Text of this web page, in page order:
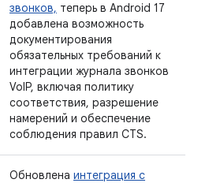
звонков, теперь в Android 17
добавлена ​​возможность
документирования
обязательных требований к
интеграции журнала звонков
VoIP, включая политику
соответствия, разрешение
намерений и обеспечение
соблюдения правил CTS.
Обновлена ​​интеграция с